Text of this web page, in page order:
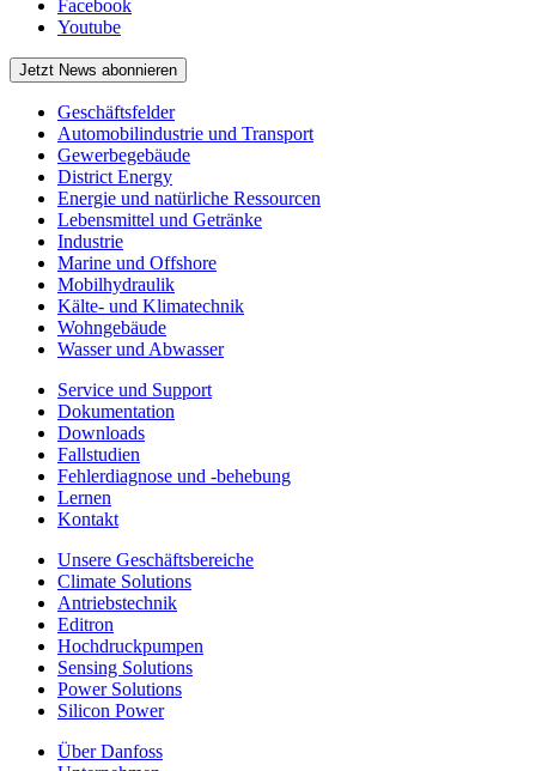
Facebook
Youtube
Jetzt News abonnieren
Geschäftsfelder
Automobilindustrie und Transport
Gewerbegebäude
District Energy
Energie und natürliche Ressourcen
Lebensmittel und Getränke
Industrie
Marine und Offshore
Mobilhydraulik
Kälte- und Klimatechnik
Wohngebäude
Wasser und Abwasser
Service und Support
Dokumentation
Downloads
Fallstudien
Fehlerdiagnose und -behebung
Lernen
Kontakt
Unsere Geschäftsbereiche
Climate Solutions
Antriebstechnik
Editron
Hochdruckpumpen
Sensing Solutions
Power Solutions
Silicon Power
Über Danfoss